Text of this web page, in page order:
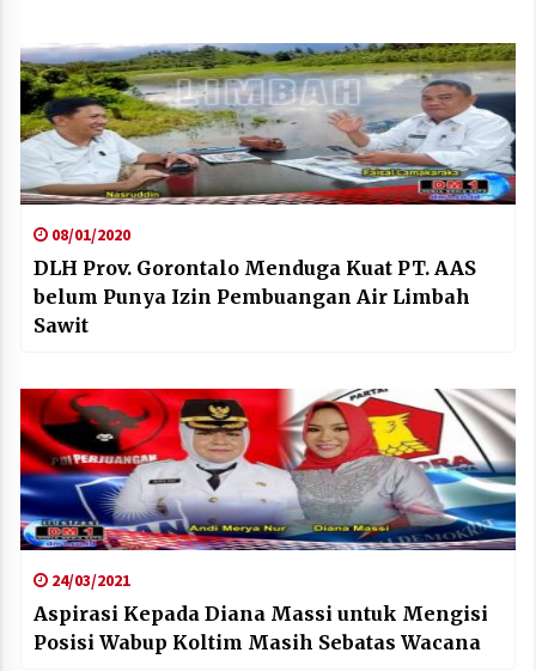
08/01/2020
DLH Prov. Gorontalo Menduga Kuat PT. AAS
belum Punya Izin Pembuangan Air Limbah
Sawit
24/03/2021
Aspirasi Kepada Diana Massi untuk Mengisi
Posisi Wabup Koltim Masih Sebatas Wacana